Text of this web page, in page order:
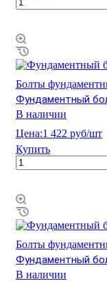
Болты
Фундаментный
В наличии
Цена:1 422 руб/шт
Купить
Болты
Фундаментный
В наличии